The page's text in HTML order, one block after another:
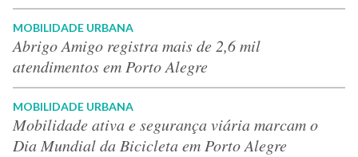
MOBILIDADE URBANA
Abrigo Amigo registra mais de 2,6 mil
atendimentos em Porto Alegre
MOBILIDADE URBANA
Mobilidade ativa e segurança viária marcam o
Dia Mundial da Bicicleta em Porto Alegre